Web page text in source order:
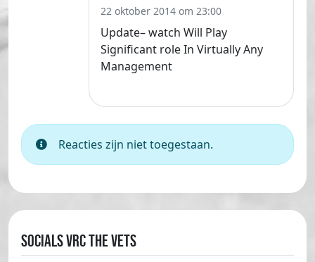
22 oktober 2014 om 23:00
Update– watch Will Play
Significant role In Virtually Any
Management
Reacties zijn niet toegestaan.
Socials VRC The Vets